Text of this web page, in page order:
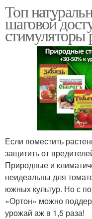
Топ
шаговой
Если поместить
защитить от
Природные и
неидеальны для
южных культур. Но с
«Ортон» можно
урожай аж в 1,5 раза!